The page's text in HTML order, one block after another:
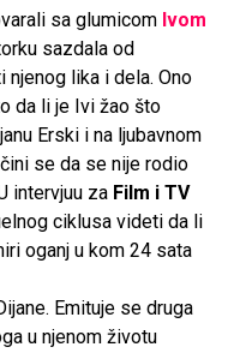
sa glumicom Ivom
sazdala od
lika i dela. Ono
da li je Ivi žao što
Erski i na ljubavnom
se da se nije rodio
intervjuu za Film i TV
ciklusa videti da li
oganj u kom 24 sata
Emituje se druga
u njenom životu